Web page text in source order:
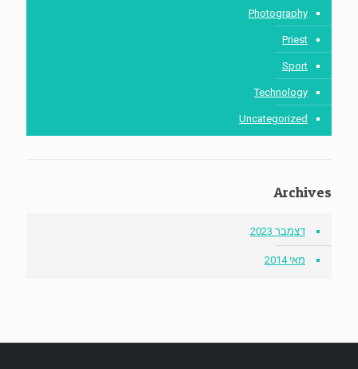
Photography
Priest
Sport
Technology
Uncategorized
Archives
דצמבר 2023
מאי 2014